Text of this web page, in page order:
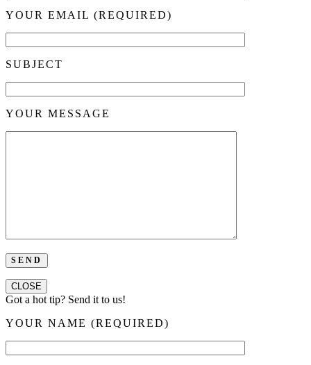
YOUR EMAIL (REQUIRED)
SUBJECT
YOUR MESSAGE
CLOSE
Got a hot tip? Send it to us!
YOUR NAME (REQUIRED)